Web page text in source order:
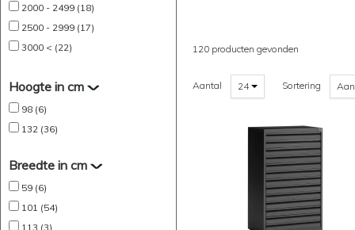
2000 - 2499 (18)
2500 - 2999 (17)
3000 < (22)
Hoogte in cm
98 (6)
132 (36)
Breedte in cm
59 (6)
101 (54)
113 (3)
120 producten gevonden
Aantal 24 Sortering